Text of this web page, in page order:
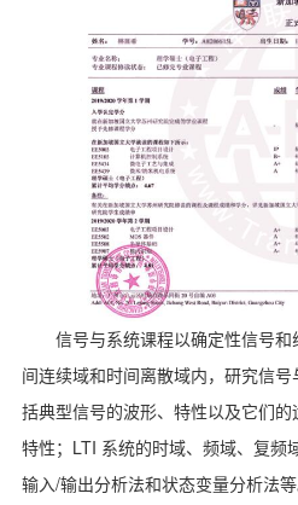
信号与系统课程以确定性信号
间连续域和时间离散域内，研究信
括典型信号的波形、特性以及它们
特性； LTI 系统的时域、频域、复频
输入/输出分析法和状态变量分析法